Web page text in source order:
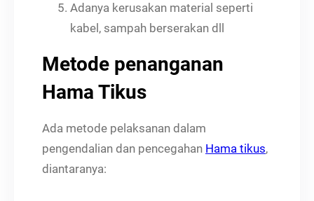
Adanya kerusakan material seperti
kabel, sampah berserakan dll
Metode penanganan
Hama Tikus
Ada metode pelaksanan dalam
pengendalian dan pencegahan Hama tikus,
diantaranya: